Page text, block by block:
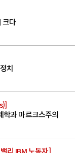
크다
치
학과 마르크스주의
리 IBM 노동자]